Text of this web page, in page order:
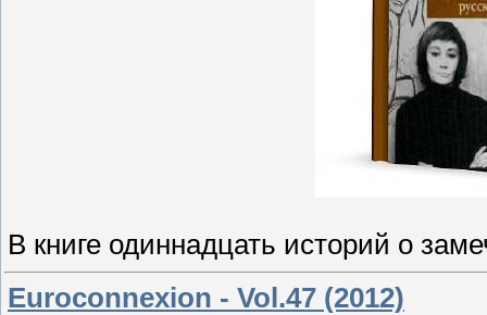
В книге одиннадцать историй о
Euroconnexion - Vol.47 (2012)